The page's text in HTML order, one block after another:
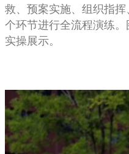
救、预案实施、组织指
个环节进行全流程演练
实操展示。